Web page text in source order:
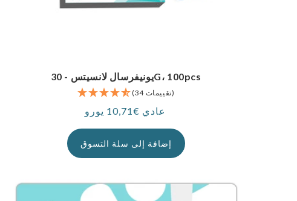
يونيفرسال لانسيتس - 30G، 100pcs
(34 تقييمات)
سعر عادي €10,71 يورو
إضافة إلى سلة التسوق